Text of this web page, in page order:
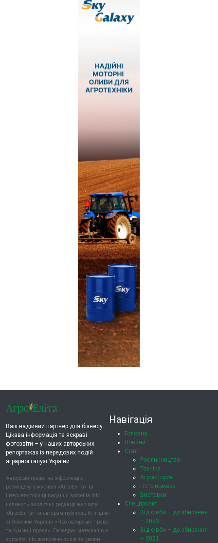
Ваш надійний партнер для бізнесу.
Цікава інформація та яскраві
фотозвіти – у наших авторських
репортажах із передових подій
аграрної галузі України.
Авторські права на інформацію,
розміщену у журналі «АгроЕліта» та
інтернет-сторінці видання agroelita.info,
належать виключно редакції журналу
«АгроЕліта» та авторам публікацій, згідно
зі Законом України «Про авторське право
та суміжні права». Передрук матеріалів з
agroelita.info дозволено лише за умови
Навігація
Головна
Новини
Статті
Рослинництво
Техніка
Агроісторик
Гість номера
Виставки
Спецпроєкт
Від сівби – до збирання
– 2023
Від сівби – до збирання
– 2021